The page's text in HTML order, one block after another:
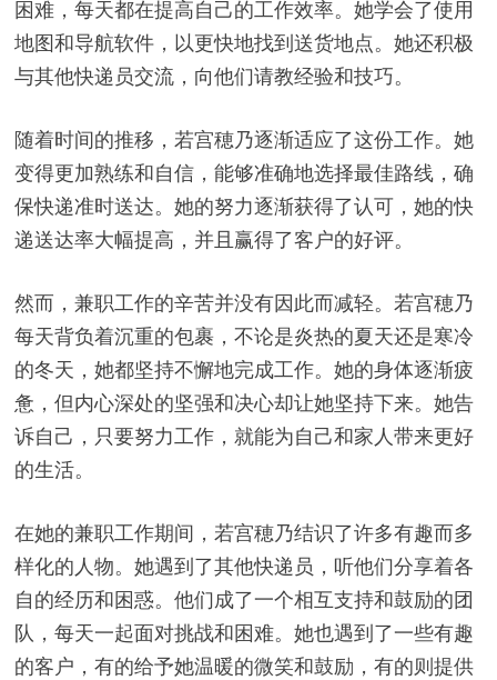
困难，每天都在提高自己的工作效率。她学会了使用
地图和导航软件，以更快地找到送货地点。她还积极
与其他快递员交流，向他们请教经验和技巧。
随着时间的推移，若宫穂乃逐渐适应了这份工作。她
变得更加熟练和自信，能够准确地选择最佳路线，确
保快递准时送达。她的努力逐渐获得了认可，她的快
递送达率大幅提高，并且赢得了客户的好评。
然而，兼职工作的辛苦并没有因此而减轻。若宫穂乃
每天背负着沉重的包裹，不论是炎热的夏天还是寒冷
的冬天，她都坚持不懈地完成工作。她的身体逐渐疲
惫，但内心深处的坚强和决心却让她坚持下来。她告
诉自己，只要努力工作，就能为自己和家人带来更好
的生活。
在她的兼职工作期间，若宫穂乃结识了许多有趣而多
样化的人物。她遇到了其他快递员，听他们分享着各
自的经历和困惑。他们成了一个相互支持和鼓励的团
队，每天一起面对挑战和困难。她也遇到了一些有趣
的客户，有的给予她温暖的微笑和鼓励，有的则提供